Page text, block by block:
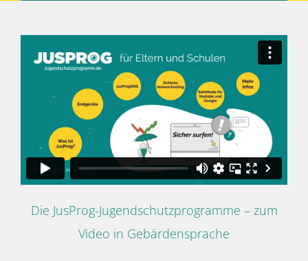
Die JusProg-Jugendschutzprogramme – zum
Video in Gebärdensprache